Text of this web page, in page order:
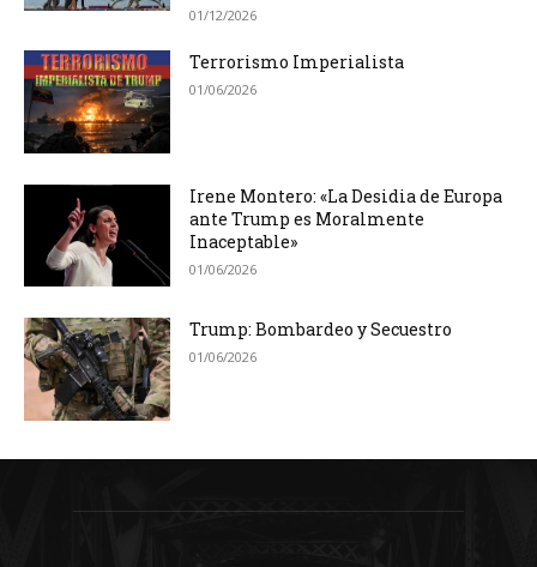
01/12/2026
Terrorismo Imperialista
01/06/2026
Irene Montero: «La Desidia de Europa
ante Trump es Moralmente
Inaceptable»
01/06/2026
Trump: Bombardeo y Secuestro
01/06/2026